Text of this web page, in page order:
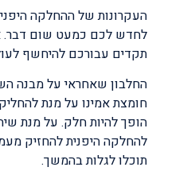
העקרונות של ההחלקה
לחדש לכם כמעט שום דבר.
תקדים עבורכם להיחשף
החלבון שאחראי על מבנה
חומצת אמינו על מנת
הופך להיות חלק. על מנת
להחלקה היפנית להחזיק
תוכלו לגלות בהמשך.